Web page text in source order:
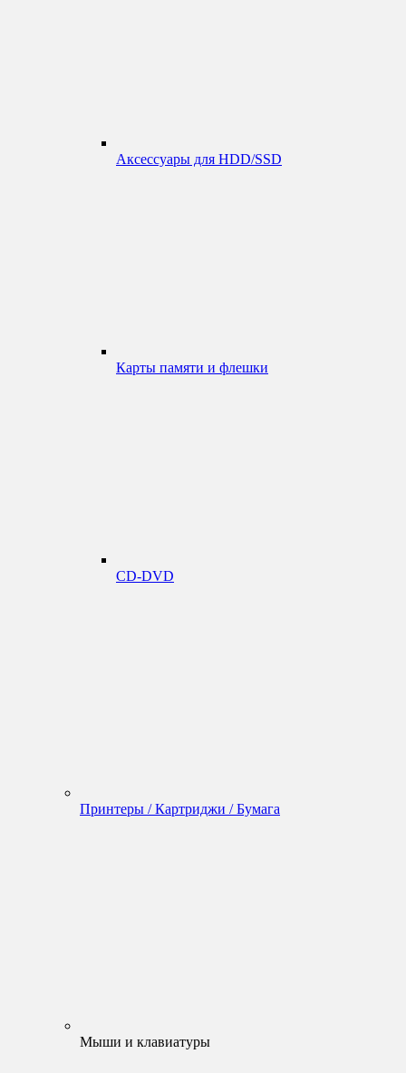
Аксессуары для HDD/SSD
Карты памяти и флешки
CD-DVD
Принтеры / Картриджи / Бумага
Мыши и клавиатуры